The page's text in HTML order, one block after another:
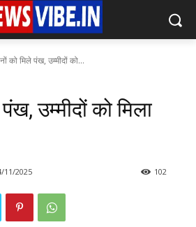
को मिले पंख, उम्मीदों को...
उम्मीदों को मिला
11/2025 102